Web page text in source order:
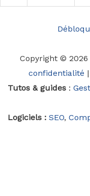
Copyright © 2026
confidentialité |
Tutos & guides :
Logiciels : SEO,